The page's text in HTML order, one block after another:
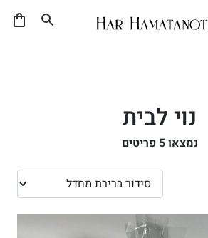
נוי לבית
נמצאו5 פריטים